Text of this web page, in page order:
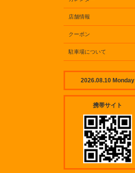
店舗情報
クーポン
駐車場について
2026.08.10 Monday
携帯サイト